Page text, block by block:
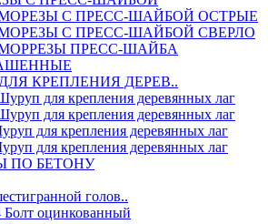
С ПРЕСС-ШАЙБОЙ ОСТРЫЕ
С ПРЕСС-ШАЙБОЙ СВЕРЛО
ПРЕСС-ШАЙБА
КРЕПЛЕНИЯ ДЕРЕВ..
для крепления деревянных лаг
для крепления деревянных лаг
для крепления деревянных лаг
для крепления деревянных лаг
ПО БЕТОНУ
голов..
оцинкованный